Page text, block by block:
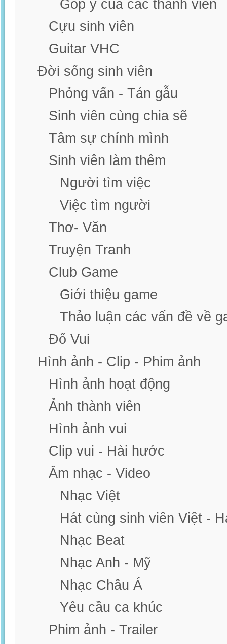
Góp ý của các thành viên
Cựu sinh viên
Guitar VHC
Đời sống sinh viên
Phỏng vấn - Tán gẫu
Sinh viên cùng chia sẽ
Tâm sự chính mình
Sinh viên làm thêm
Người tìm việc
Việc tìm người
Thơ- Văn
Truyện Tranh
Club Game
Giới thiệu game
Thảo luận các vấn đề về
Đố Vui
Hình ảnh - Clip - Phim ảnh
Hình ảnh hoạt động
Ảnh thành viên
Hình ảnh vui
Clip vui - Hài hước
Âm nhạc - Video
Nhạc Việt
Hát cùng sinh viên Việt -
Nhạc Beat
Nhạc Anh - Mỹ
Nhạc Châu Á
Yêu cầu ca khúc
Phim ảnh - Trailer